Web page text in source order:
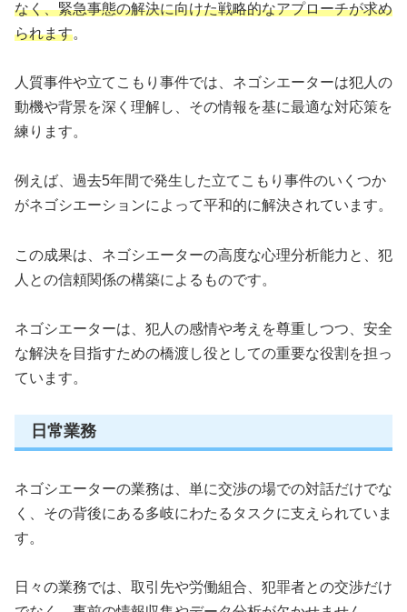
なく、緊急事態の解決に向けた戦略的なアプローチが求め
られます。
人質事件や立てこもり事件では、ネゴシエーターは犯人の
動機や背景を深く理解し、その情報を基に最適な対応策を
練ります。
例えば、過去5年間で発生した立てこもり事件のいくつか
がネゴシエーションによって平和的に解決されています。
この成果は、ネゴシエーターの高度な心理分析能力と、犯
人との信頼関係の構築によるものです。
ネゴシエーターは、犯人の感情や考えを尊重しつつ、安全
な解決を目指すための橋渡し役としての重要な役割を担っ
ています。
日常業務
ネゴシエーターの業務は、単に交渉の場での対話だけでな
く、その背後にある多岐にわたるタスクに支えられていま
す。
日々の業務では、取引先や労働組合、犯罪者との交渉だけ